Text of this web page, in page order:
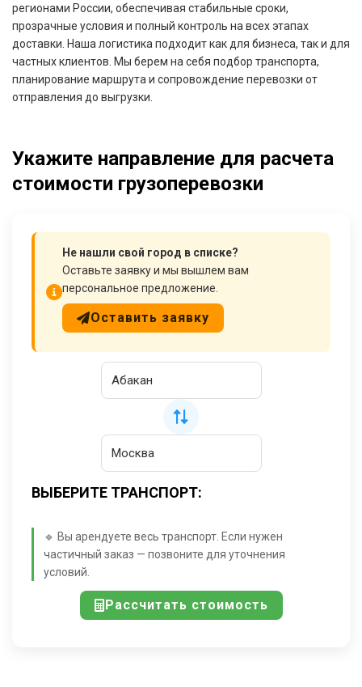
регионами России, обеспечивая стабильные сроки,
прозрачные условия и полный контроль на всех этапах
доставки. Наша логистика подходит как для бизнеса, так и для
частных клиентов. Мы берем на себя подбор транспорта,
планирование маршрута и сопровождение перевозки от
отправления до выгрузки.
Укажите направление для расчета
стоимости грузоперевозки
Не нашли свой город в списке?
Оставьте заявку и мы вышлем вам
персональное предложение.
Оставить заявку
ВЫБЕРИТЕ ТРАНСПОРТ:
🔹 Вы арендуете весь транспорт. Если нужен
частичный заказ — позвоните для уточнения
условий.
Рассчитать стоимость